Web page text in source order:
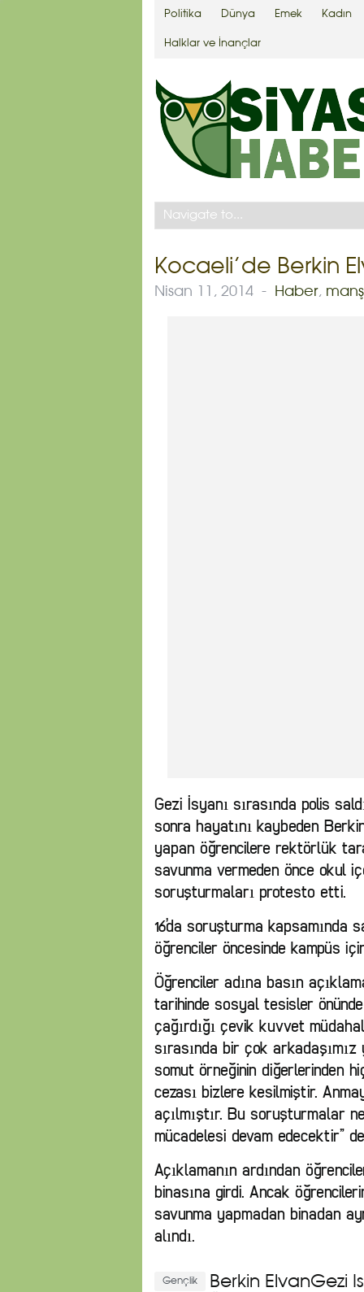
Politika Dünya Emek Kadın
Halklar ve İnançlar
Kocaeli’de Berkin
Nisan 11, 2014 - Haber,
Gezi İsyanı sırasında polis
sonra hayatını kaybeden
yapan öğrencilere rektörlük
savunma vermeden önce okul
soruşturmaları protesto etti.
16’da soruşturma kapsamında
öğrenciler öncesinde kampüs
Öğrenciler adına basın
tarihinde sosyal tesisler
çağırdığı çevik kuvvet
sırasında bir çok
somut örneğinin diğerlerinden
cezası bizlere kesilmiştir.
açılmıştır. Bu soruşturmalar
mücadelesi devam edecektir”
Açıklamanın ardından
binasına girdi. Ancak
savunma yapmadan binadan
alındı.
Berkin Elvan
Gençlik
Gezi